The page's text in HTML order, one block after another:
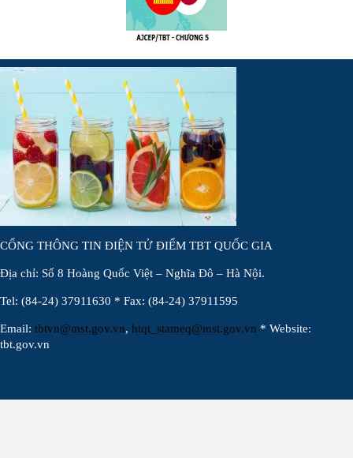
CỔNG THÔNG TIN ĐIỆN TỬ ĐIỂM TBT QUỐC GIA
Địa chỉ: Số 8 Hoàng Quốc Việt – Nghĩa Đô – Hà Nội.
Tel: (84-24) 37911630 * Fax: (84-24) 37911595
Email: tbtvn@mst.gov.vn, htqt_stameq@mst.gov.vn * Website:
tbt.gov.vn